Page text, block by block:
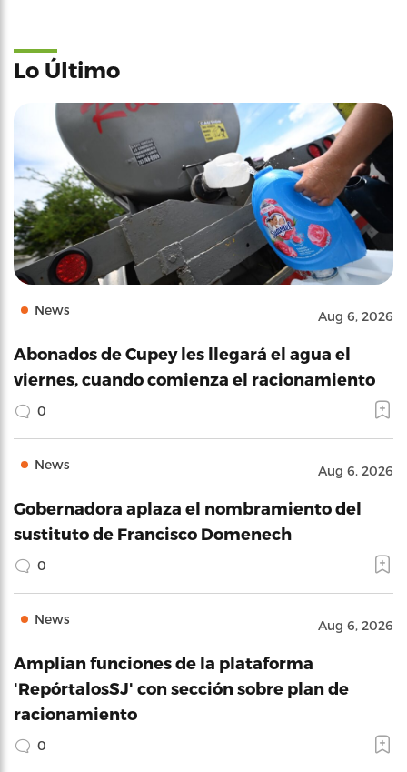
Lo Último
News Aug 6, 2026
Abonados de Cupey les llegará el agua el
viernes, cuando comienza el racionamiento
0
News Aug 6, 2026
Gobernadora aplaza el nombramiento del
sustituto de Francisco Domenech
0
News Aug 6, 2026
Amplian funciones de la plataforma
'RepórtalosSJ' con sección sobre plan de
racionamiento
0